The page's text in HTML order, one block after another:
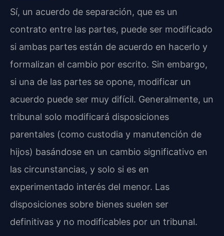
Sí, un acuerdo de separación, que es un
contrato entre las partes, puede ser modificado
si ambas partes están de acuerdo en hacerlo y
formalizan el cambio por escrito. Sin embargo,
si una de las partes se opone, modificar un
acuerdo puede ser muy difícil. Generalmente, un
tribunal solo modificará disposiciones
parentales (como custodia y manutención de
hijos) basándose en un cambio significativo en
las circunstancias, y solo si es en
experimentado interés del menor. Las
disposiciones sobre bienes suelen ser
definitivas y no modificables por un tribunal.